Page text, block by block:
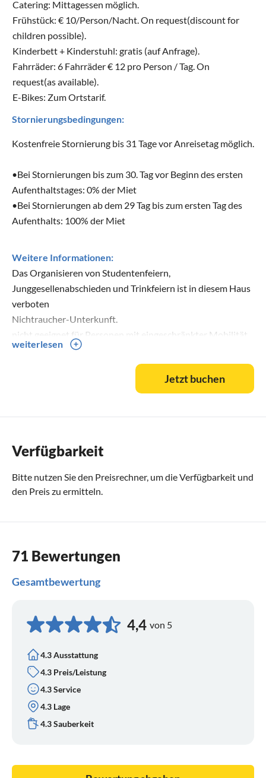
Catering: Mittagessen möglich.
Frühstück: € 10/Person/Nacht. On request(discount for
children possible).
Kinderbett + Kinderstuhl: gratis (auf Anfrage).
Fahrräder: 6 Fahrräder € 12 pro Person / Tag. On
request(as available).
E-Bikes: Zum Ortstarif.
Stornierungsbedingungen:
Kostenfreie Stornierung bis 31 Tage vor Anreisetag möglich.
•Bei Stornierungen bis zum 30. Tag vor Beginn des ersten
Aufenthaltstages: 0% der Miet
•Bei Stornierungen ab dem 29 Tag bis zum ersten Tag des
Aufenthalts: 100% der Miet
Weitere Informationen:
Das Organisieren von Studentenfeiern,
Junggesellenabschieden und Trinkfeiern ist in diesem Haus
verboten
Nichtraucher-Unterkunft.
nicht geeignet für Personen mit eingeschränkter Mobilität.
weiterlesen
Jetzt buchen
Verfügbarkeit
Bitte nutzen Sie den Preisrechner, um die Verfügbarkeit und
den Preis zu ermitteln.
71 Bewertungen
Gesamtbewertung
4,4 von 5
4.3 Ausstattung
4.3 Preis/Leistung
4.3 Service
4.3 Lage
4.3 Sauberkeit